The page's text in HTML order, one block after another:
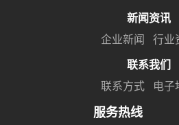
新闻资讯
企业新闻
行业
联系我们
联系方式
电子
服务热线